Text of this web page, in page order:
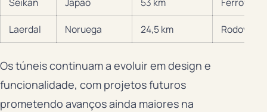
Laerdal Noruega 24,5 km Rodoviário
Os túneis continuam a evoluir em design e
funcionalidade, com projetos futuros
prometendo avanços ainda maiores na